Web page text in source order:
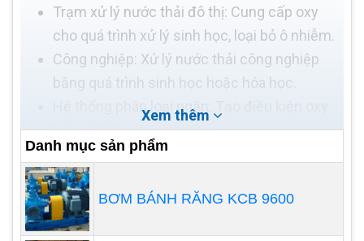
Trạm xử lý nước thải đô thị: Cung cấp oxy
cho quá trình xử lý sinh học, loại bỏ ô nhiễm.
Công nghiệp: Xử lý nước thải công nghiệp
bằng quá trình sinh học hoặc hóa học.
Hệ thống phân loại ngăn: Tạo điều kiện oxy
hóa và tách các chất rắn.
Hồ chứa: Tăng cường lưu lượng oxy, duy trì
môi trường xử lý.
Cấp nước: Sục khí khuếch tán, loại bỏ chất
hữu cơ, khí độc, mùi.
Xem thêm
Danh mục sản phẩm
BƠM BÁNH RĂNG KCB 9600